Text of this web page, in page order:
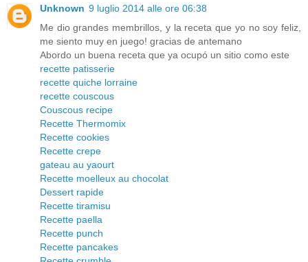
Unknown 9 luglio 2014 alle ore 06:38
Me dio grandes membrillos, y la receta que yo no soy feliz,
me siento muy en juego! gracias de antemano
Abordo un buena receta que ya ocupó un sitio como este
recette patisserie
recette quiche lorraine
recette couscous
Couscous recipe
Recette Thermomix
Recette cookies
Recette crepe
gateau au yaourt
Recette moelleux au chocolat
Dessert rapide
Recette tiramisu
Recette paella
Recette punch
Recette pancakes